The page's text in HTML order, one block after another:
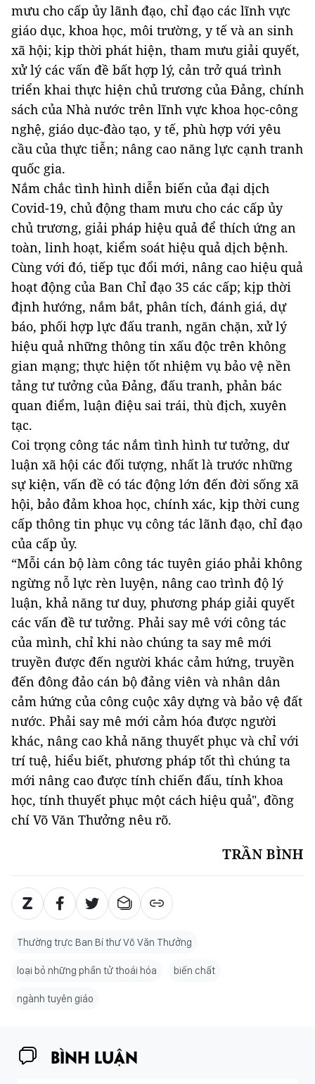
mưu cho cấp ủy lãnh đạo, chỉ đạo các lĩnh vực
giáo dục, khoa học, môi trường, y tế và an sinh
xã hội; kịp thời phát hiện, tham mưu giải quyết,
xử lý các vấn đề bất hợp lý, cản trở quá trình
triển khai thực hiện chủ trương của Đảng, chính
sách của Nhà nước trên lĩnh vực khoa học-công
nghệ, giáo dục-đào tạo, y tế, phù hợp với yêu
cầu của thực tiễn; nâng cao năng lực cạnh tranh
quốc gia.
Nắm chắc tình hình diễn biến của đại dịch
Covid-19, chủ động tham mưu cho các cấp ủy
chủ trương, giải pháp hiệu quả để thích ứng an
toàn, linh hoạt, kiểm soát hiệu quả dịch bệnh.
Cùng với đó, tiếp tục đổi mới, nâng cao hiệu quả
hoạt động của Ban Chỉ đạo 35 các cấp; kịp thời
định hướng, nắm bắt, phân tích, đánh giá, dự
báo, phối hợp lực đấu tranh, ngăn chặn, xử lý
hiệu quả những thông tin xấu độc trên không
gian mạng; thực hiện tốt nhiệm vụ bảo vệ nền
tảng tư tưởng của Đảng, đấu tranh, phản bác
quan điểm, luận điệu sai trái, thù địch, xuyên
tạc.
Coi trọng công tác nắm tình hình tư tưởng, dư
luận xã hội các đối tượng, nhất là trước những
sự kiện, vấn đề có tác động lớn đến đời sống xã
hội, bảo đảm khoa học, chính xác, kịp thời cung
cấp thông tin phục vụ công tác lãnh đạo, chỉ đạo
của cấp ủy.
“Mỗi cán bộ làm công tác tuyên giáo phải không
ngừng nỗ lực rèn luyện, nâng cao trình độ lý
luận, khả năng tư duy, phương pháp giải quyết
các vấn đề tư tưởng. Phải say mê với công tác
của mình, chỉ khi nào chúng ta say mê mới
truyền được đến người khác cảm hứng, truyền
đến đông đảo cán bộ đảng viên và nhân dân
cảm hứng của công cuộc xây dựng và bảo vệ đất
nước. Phải say mê mới cảm hóa được người
khác, nâng cao khả năng thuyết phục và chỉ với
trí tuệ, hiểu biết, phương pháp tốt thì chúng ta
mới nâng cao được tính chiến đấu, tính khoa
học, tính thuyết phục một cách hiệu quả", đồng
chí Võ Văn Thưởng nêu rõ.
TRẦN BÌNH
Thường trực Ban Bí thư Võ Văn Thưởng
loại bỏ những phần tử thoái hóa biến chất
ngành tuyên giáo
BÌNH LUẬN